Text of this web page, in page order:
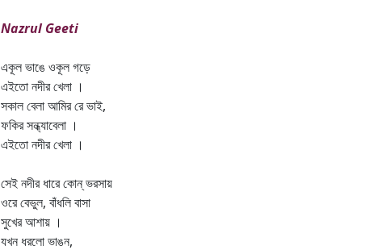
Nazrul Geeti
একূল ভাঙে ওকূল গড়ে
এইতো নদীর খেলা ।
সকাল বেলা আমির রে ভাই,
ফকির সন্ধ্যাবেলা ।
এইতো নদীর খেলা ।
সেই নদীর ধারে কোন্ ভরসায়
ওরে বেভুল, বাঁধলি বাসা
সুখের আশায় ।
যখন ধরলো ভাঙন,